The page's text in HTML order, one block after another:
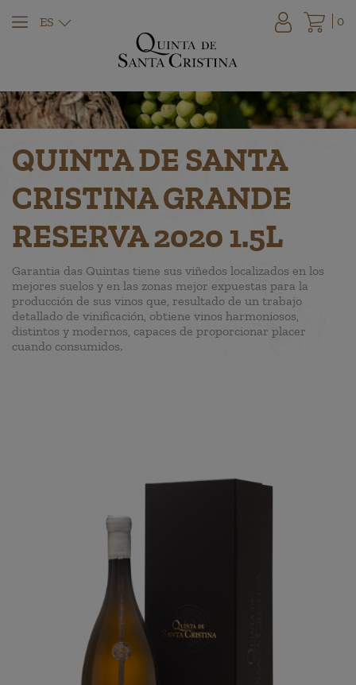
ES 0
QUINTA DE SANTA
CRISTINA GRANDE
RESERVA 2020 1.5L
Garantia das Quintas tiene sus viñedos localizados en los
mejores suelos y en las zonas mejor expuestas para la
producción de sus vinos que, resultado de un trabajo
detallado de vinificación, obtiene vinos harmoniosos,
distintos y modernos, capaces de proporcionar placer
cuando consumidos.